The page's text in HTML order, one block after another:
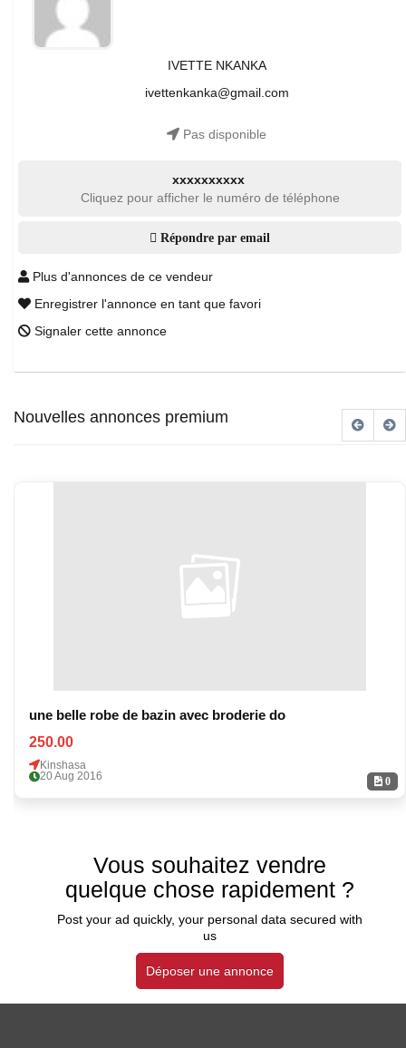
IVETTE NKANKA
ivettenkanka@gmail.com
Pas disponible
xxxxxxxxxx
Cliquez pour afficher le numéro de téléphone
Répondre par email
Plus d'annonces de ce vendeur
Enregistrer l'annonce en tant que favori
Signaler cette annonce
Nouvelles annonces premium
0
une belle robe de bazin avec broderie do
250.00
Kinshasa
20 Aug 2016
Vous souhaitez vendre
quelque chose rapidement ?
Post your ad quickly, your personal data secured with
us
Déposer une annonce